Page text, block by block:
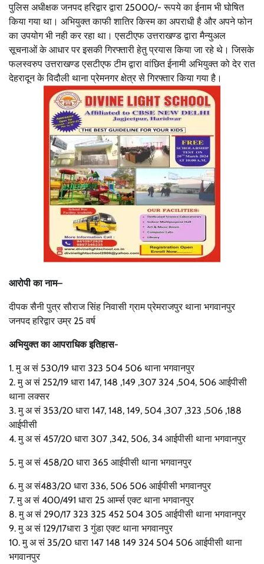
पुलिस अधीक्षक जनपद हरिद्वार द्वारा 25000/- रूपये का ईनाम भी घोषित
किया गया था। अभियुक्त काफी शातिर किस्म का अपराधी है और अपने फोन
का उपयोग भी नही कर रहा था। एसटीएफ उत्तराखण्ड द्वारा मैन्युअल
सूचनाओं के आधार पर इसकी गिरफ्तारी हेतु प्रयास किया जा रहे थे। जिसके
फलस्वरुप उत्तराखण्ड एसटीएफ टीम द्वारा वांछित ईनामी अभियुक्त को देर रात
देहरादून के विदौली थाना प्रेमनगर क्षेत्र से गिरफ्तार किया गया है।
आरोपी का नाम–
दीपक सैनी पुत्र सौराज सिंह निवासी ग्राम प्रेमराजपुर थाना भगवानपुर
जनपद हरिद्वार उम्र 25 वर्ष
अभियुक्त का आपराधिक इतिहास-
1. मु अ सं 530/19 धारा 323 504 506 थाना भगवानपुर
2. मु अ सं 252/19 धारा 147, 148 ,149 ,307 324 ,504, 506 आईपीसी
थाना लक्सर
3. मु अ सं 353/20 धारा 147, 148, 149, 504 ,307 ,323 ,506 ,188
आईपीसी
4. मु अ सं 457/20 धारा 307 ,342, 506, 34 आईपीसी थाना भगवानपुर
5. मु अ सं 458/20 धारा 365 आईपीसी थाना भगवानपुर
6. मु अ सं483/20 धारा 336, 506 506 आईपीसी भगवानपुर
7. मु अ सं 400/491 धारा 25 आर्म्स एक्ट थाना भगवानपुर
8. मु अ सं 290/17 323 325 452 504 305 आईपीसी थाना भगवानपुर
9. मु अ सं 129/17धारा 3 गुंडा एक्ट थाना भगवानपुर
10. मु अ सं 35/20 धारा 147 148 149 324 504 506 आईपीसी थाना
भगवानपुर